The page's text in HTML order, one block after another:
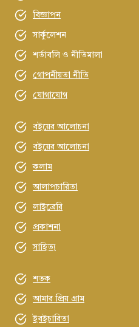
বিজ্ঞাপন
সার্কুলেশন
শর্তাবলি ও নীতিমালা
গোপনীয়তা নীতি
যোগাযোগ
বইয়ের আলোচনা
বইয়ের আলোচনা
কলাম
আলাপচারিতা
লাইব্রেরি
প্রকাশনা
সাহিত্য
শতক
আমার প্রিয় গ্রাম
ইবইচারিতা